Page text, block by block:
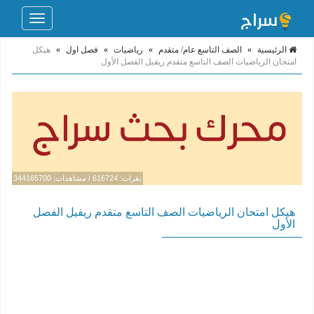
Toggle
الرئيسية » الصف التاسع عام/ متقدم » رياضيات » فصل اول » هيكل
امتحان الرياضيات الصف التاسع متقدم ريفيل الفصل الأول
نقرات: 616724 / مشاهدات: 344165700
هيكل امتحان الرياضيات الصف التاسع متقدم ريفيل الفصل
الأول